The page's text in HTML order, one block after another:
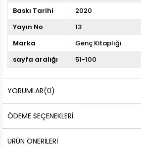
Baskı Tarihi
2020
Yayın No
13
Marka
Genç Kitaplığı
sayfa aralığı
51-100
YORUMLAR(0)
ÖDEME SEÇENEKLERI
ÜRÜN ÖNERILERI